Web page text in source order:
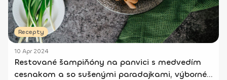
Recepty
10 Apr 2024
Restované šampiňóny na panvici s medvedím
cesnakom a so sušenými paradajkami, výborné